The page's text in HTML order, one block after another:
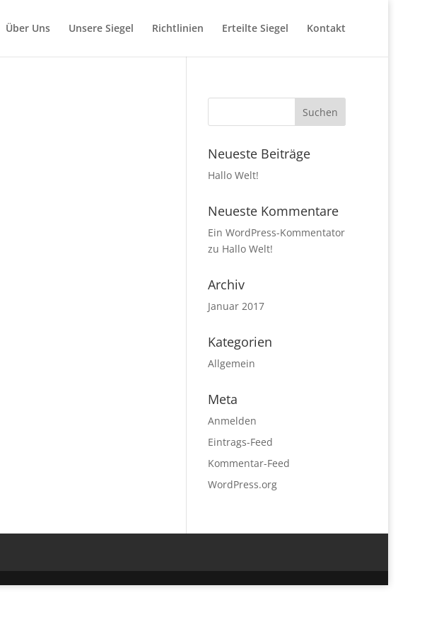
Über Uns Unsere Siegel Richtlinien Erteilte Siegel Kontakt
Neueste Beiträge
Hallo Welt!
Neueste Kommentare
Ein WordPress-Kommentator
zu Hallo Welt!
Archiv
Januar 2017
Kategorien
Allgemein
Meta
Anmelden
Eintrags-Feed
Kommentar-Feed
WordPress.org